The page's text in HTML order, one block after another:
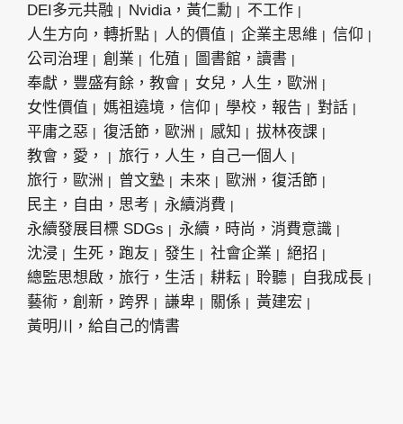
DEI多元共融 Nvidia，黃仁勳
不工作
人生方向，轉折點
人的價值 企業主思維
信仰
公司治理
創業 化殖
圖書館，讀書
奉獻，豐盛有餘，教會
女兒，人生，歐洲
女性價值
媽祖遶境，信仰 學校，報告
對話
平庸之惡
復活節，歐洲 感知
拔林夜課
教會，愛，
旅行，人生，自己一個人
旅行，歐洲
曾文塾 未來
歐洲，復活節
民主，自由，思考
永續消費
永續發展目標 SDGs
永續，時尚，消費意識
沈浸
生死，跑友 發生 社會企業
絕招
總監思想啟，旅行，生活
耕耘 聆聽
自我成長
藝術，創新，跨界
謙卑 關係
黃建宏
黃明川，給自己的情書